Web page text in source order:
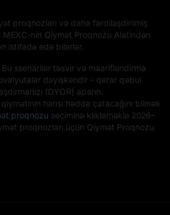
proqnozları və daha fərdiləşdirilmiş
nin Qiymət Proqnozu Alətindən
istifadə edə bilərlər.
ssenarilər təsvir və maarifləndirmə
dəyişkəndir - qərar qəbul
(DYOR) aparın.
hansı həddə çatacağını bilmək
proqnozu seçiminə klikləməklə 2026–
proqnozları üçün Qiymət Proqnozu